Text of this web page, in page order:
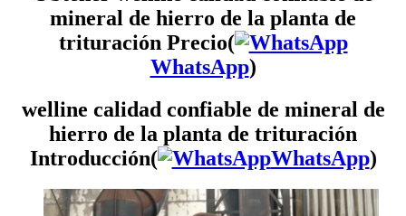
mineral de hierro de la planta de
trituración Precio(
WhatsApp)
welline calidad confiable de mineral de
hierro de la planta de trituración
Introducción(
WhatsApp)